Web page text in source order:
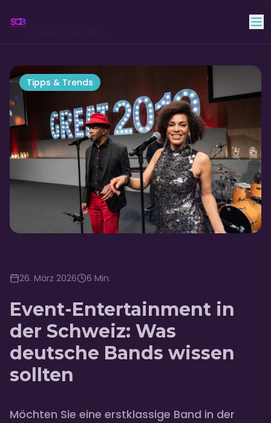
Skyline Club Band
Tipps & Trends
26. März 2026 6 Min.
Event-Entertainment in
der Schweiz: Was
deutsche Bands wissen
sollten
Möchten Sie eine erstklassige Band in der